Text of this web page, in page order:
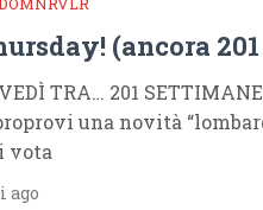
(ancora
TRA… 201
una novità
vota
ago